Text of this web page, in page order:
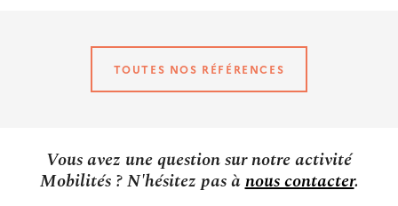
TOUTES NOS RÉFÉRENCES
Vous avez une question sur notre activité
Mobilités ? N'hésitez pas ànous contacter.